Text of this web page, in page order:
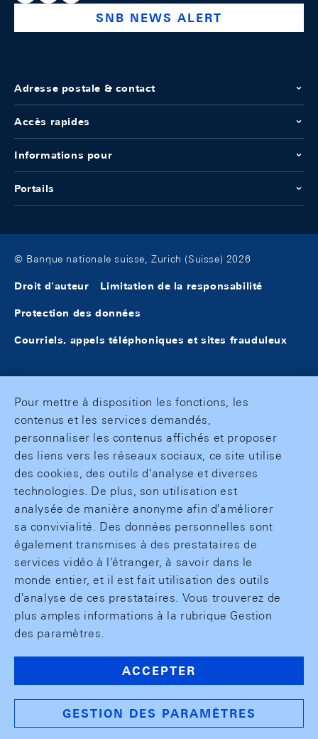
SNB NEWS ALERT
Adresse postale & contact
Accès rapides
Informations pour
Portails
© Banque nationale suisse, Zurich (Suisse) 2026
Droit d'auteur Limitation de la responsabilité
Protection des données
Courriels, appels téléphoniques et sites frauduleux
Pour mettre à disposition les fonctions, les
contenus et les services demandés,
personnaliser les contenus affichés et proposer
des liens vers les réseaux sociaux, ce site utilise
des cookies, des outils d'analyse et diverses
technologies. De plus, son utilisation est
analysée de manière anonyme afin d'améliorer
sa convivialité. Des données personnelles sont
également transmises à des prestataires de
services vidéo à l'étranger, à savoir dans le
monde entier, et il est fait utilisation des outils
d'analyse de ces prestataires. Vous trouverez de
plus amples informations à la rubrique Gestion
des paramètres.
ACCEPTER
GESTION DES PARAMÈTRES